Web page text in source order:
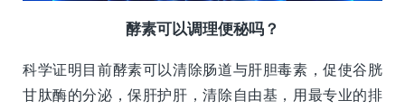
酵素可以调理便秘吗？
科学证明目前酵素可以清除肠道与肝胆毒素，促使谷胱
甘肽酶的分泌，保肝护肝，清除自由基，用最专业的排